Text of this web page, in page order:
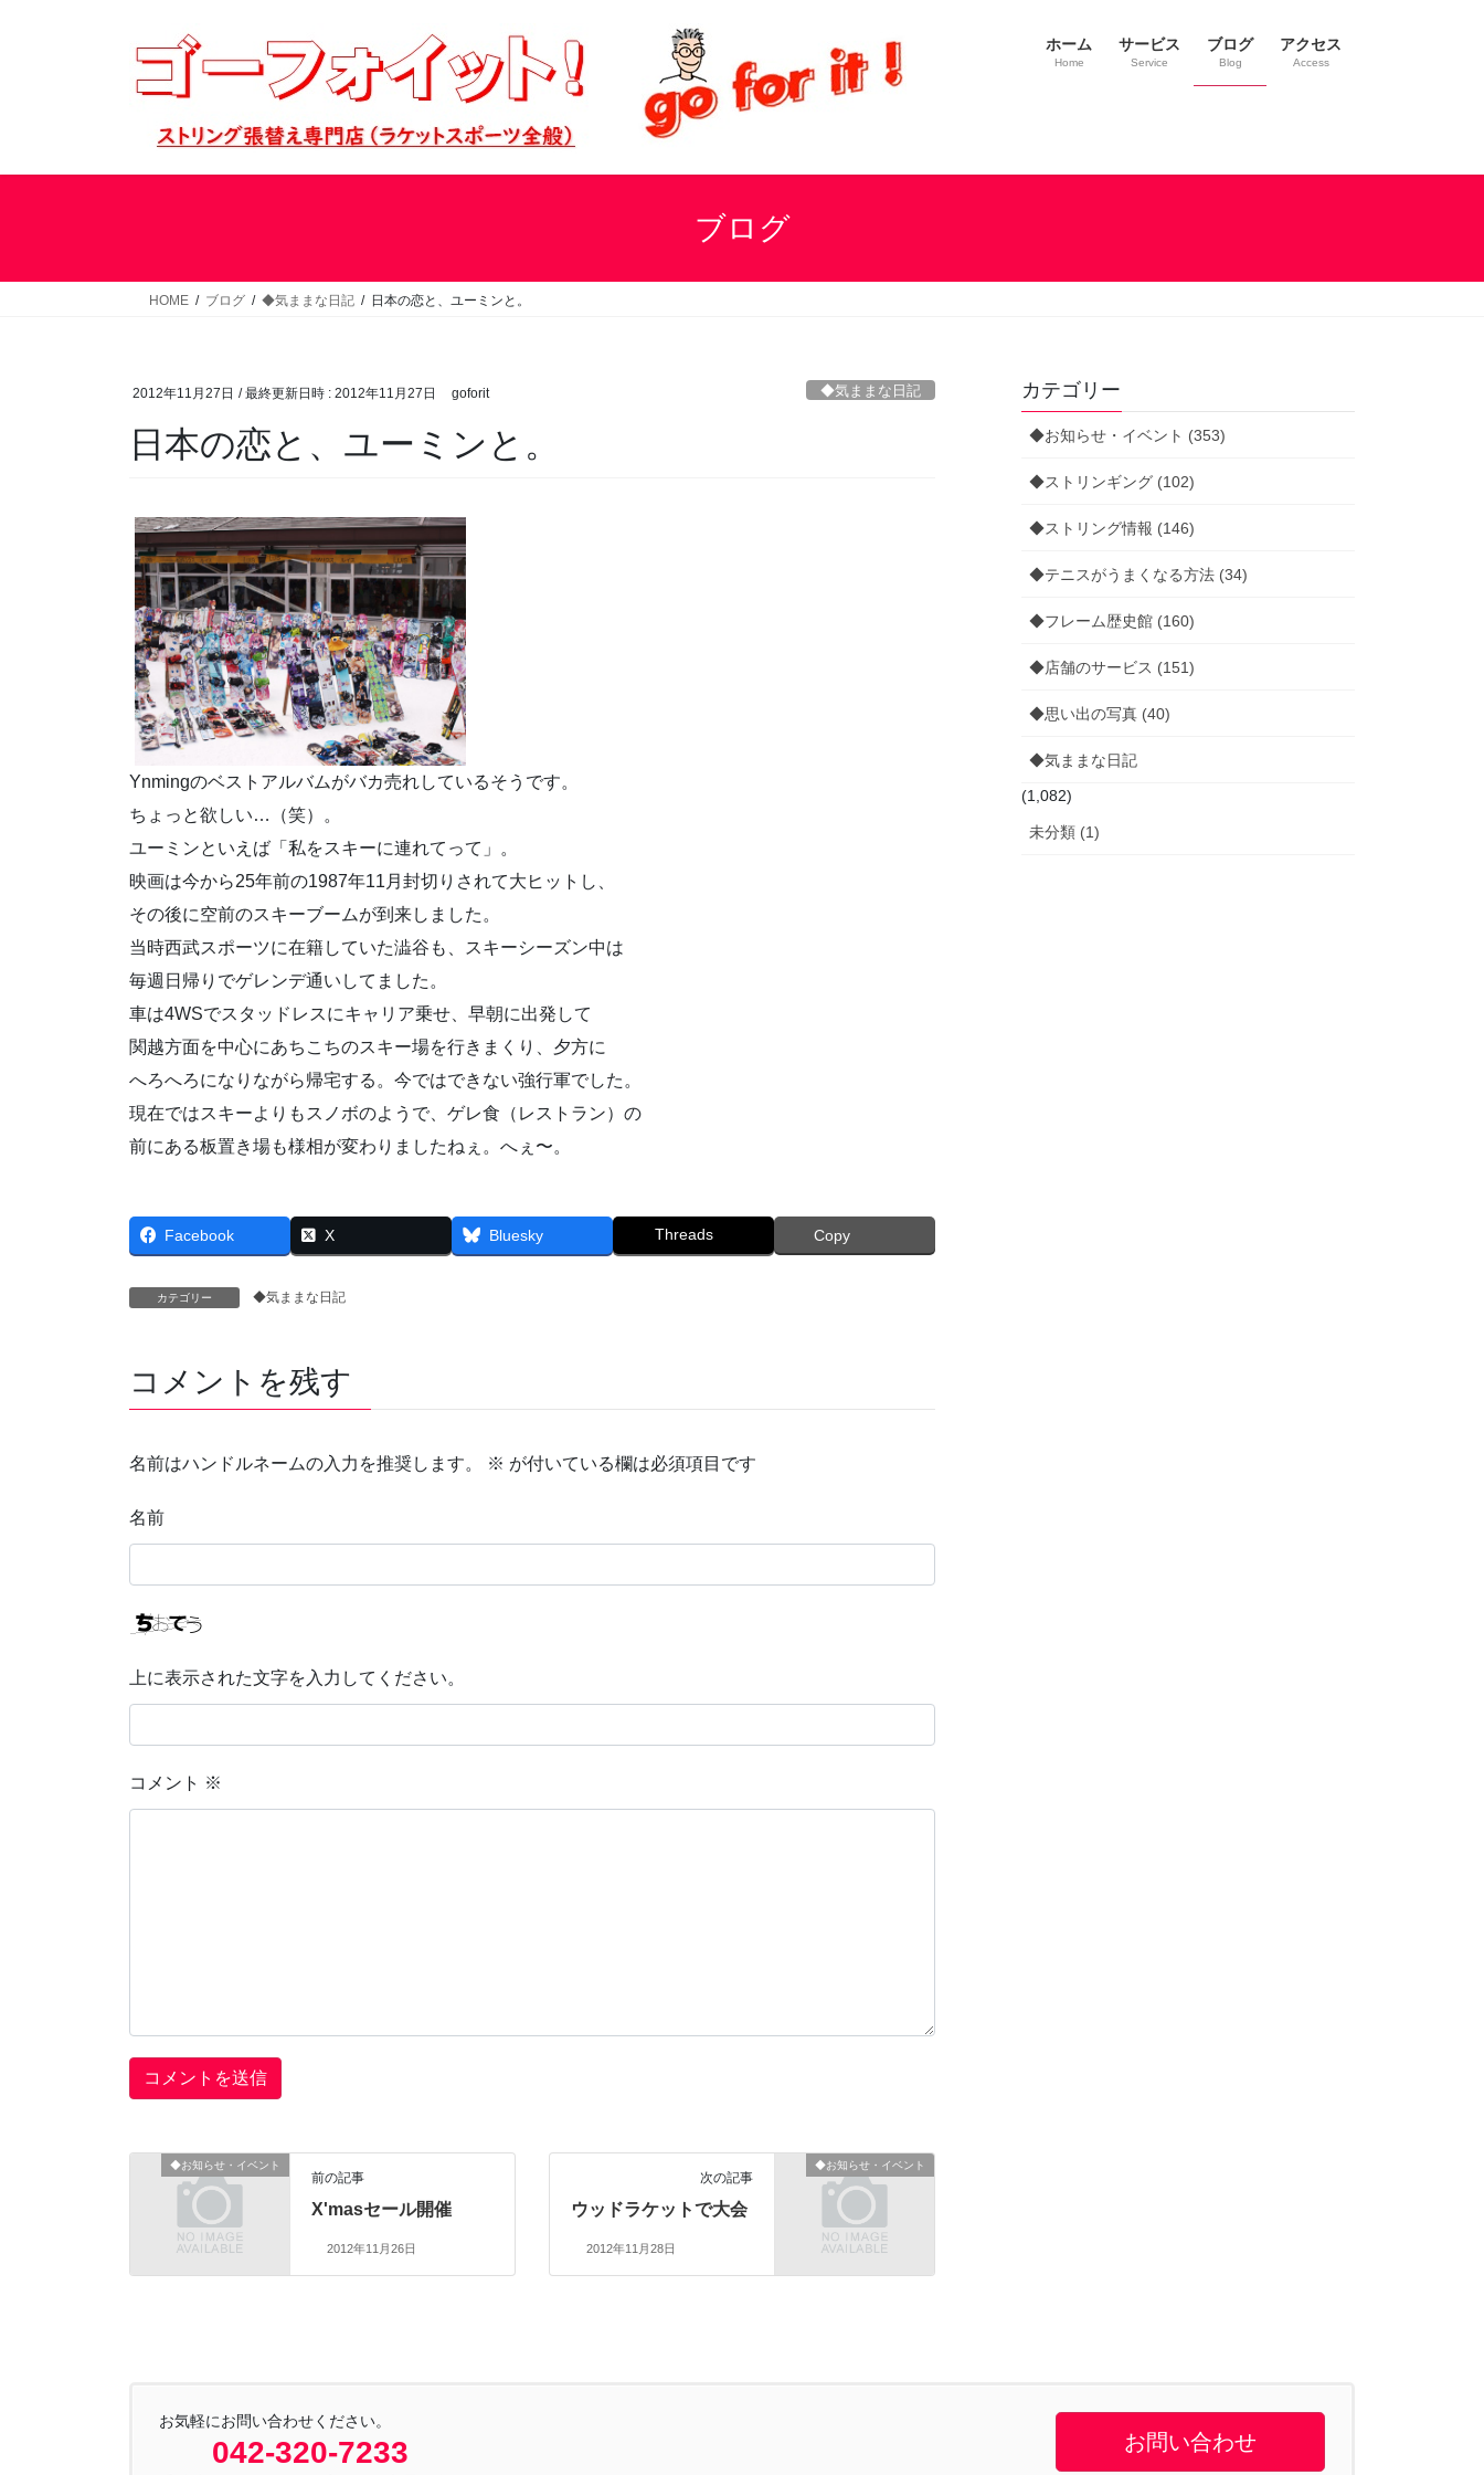
ス
ン
ホーム
Home
サービス
Service
ブログ
Blog
アクセス
Access
ブログ
HOME ブログ ◆気ままな日記 日本の恋と、ユーミンと。
2012年11月27日 / 最終更新日時 : 2012年11月27日 goforit ◆気ままな日記
日本の恋と、ユーミンと。
Ynmingのベストアルバムがバカ売れしているそうです。
ちょっと欲しい…（笑）。
ユーミンといえば「私をスキーに連れてって」。
映画は今から25年前の1987年11月封切りされて大ヒットし、
その後に空前のスキーブームが到来しました。
当時西武スポーツに在籍していた澁谷も、スキーシーズン中は
毎週日帰りでゲレンデ通いしてました。
車は4WSでスタッドレスにキャリア乗せ、早朝に出発して
関越方面を中心にあちこちのスキー場を行きまくり、夕方に
へろへろになりながら帰宅する。今ではできない強行軍でした。
現在ではスキーよりもスノボのようで、ゲレ食（レストラン）の
前にある板置き場も様相が変わりましたねぇ。へぇ〜。
Facebook X Bluesky Threads Copy
カテゴリー ◆気ままな日記
コメントを残す
名前はハンドルネームの入力を推奨します。 ※ が付いている欄は必須項目です
名前
上に表示された文字を入力してください。
コメント ※
◆お知らせ・イベント
前の記事
X'masセール開催
2012年11月26日
◆お知らせ・イベント
次の記事
ウッドラケットで大会
2012年11月28日
カテゴリー
◆お知らせ・イベント (353)
◆ストリンギング (102)
◆ストリング情報 (146)
◆テニスがうまくなる方法 (34)
◆フレーム歴史館 (160)
◆店舗のサービス (151)
◆思い出の写真 (40)
◆気ままな日記
(1,082)
未分類 (1)
お気軽にお問い合わせください。
042-320-7233 お問い合わせ